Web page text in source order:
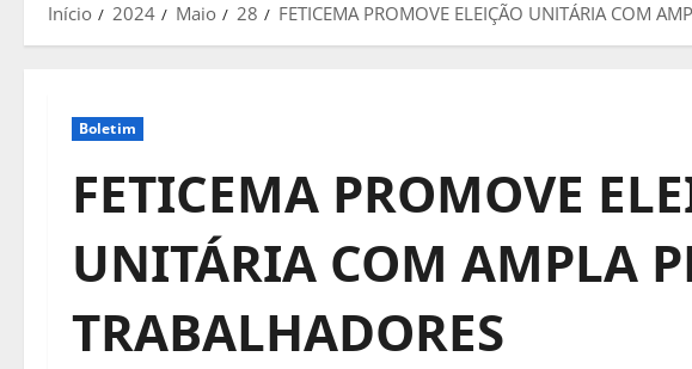
Início 2024 Maio 28 FETICEMA PROMOVE ELEIÇÃO UNITÁRIA COM
Boletim
FETICEMA PROMOVE
UNITÁRIA COM AMPLA
TRABALHADORES